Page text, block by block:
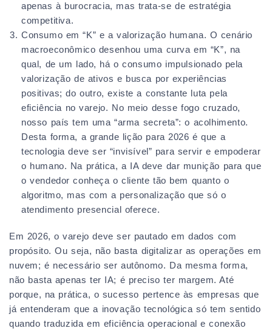
apenas à burocracia, mas trata-se de estratégia
competitiva.
Consumo em “K” e a valorização humana. O cenário
macroeconômico desenhou uma curva em “K”, na
qual, de um lado, há o consumo impulsionado pela
valorização de ativos e busca por experiências
positivas; do outro, existe a constante luta pela
eficiência no varejo. No meio desse fogo cruzado,
nosso país tem uma “arma secreta”: o acolhimento.
Desta forma, a grande lição para 2026 é que a
tecnologia deve ser “invisível” para servir e empoderar
o humano. Na prática, a IA deve dar munição para que
o vendedor conheça o cliente tão bem quanto o
algoritmo, mas com a personalização que só o
atendimento presencial oferece.
Em 2026, o varejo deve ser pautado em dados com
propósito. Ou seja, não basta digitalizar as operações em
nuvem; é necessário ser autônomo. Da mesma forma,
não basta apenas ter IA; é preciso ter margem. Até
porque, na prática, o sucesso pertence às empresas que
já entenderam que a inovação tecnológica só tem sentido
quando traduzida em eficiência operacional e conexão